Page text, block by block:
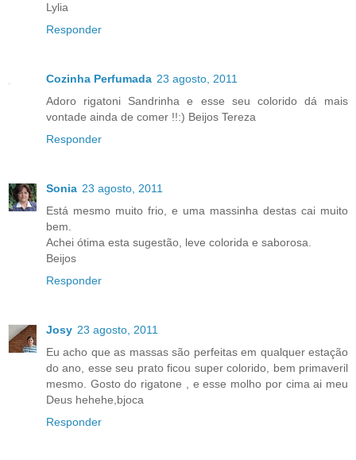
Lylia
Responder
Cozinha Perfumada 23 agosto, 2011
Adoro rigatoni Sandrinha e esse seu colorido dá mais
vontade ainda de comer !!:) Beijos Tereza
Responder
Sonia 23 agosto, 2011
Está mesmo muito frio, e uma massinha destas cai muito
bem.
Achei ótima esta sugestão, leve colorida e saborosa.
Beijos
Responder
Josy 23 agosto, 2011
Eu acho que as massas são perfeitas em qualquer estação
do ano, esse seu prato ficou super colorido, bem primaveril
mesmo. Gosto do rigatone , e esse molho por cima ai meu
Deus hehehe,bjoca
Responder